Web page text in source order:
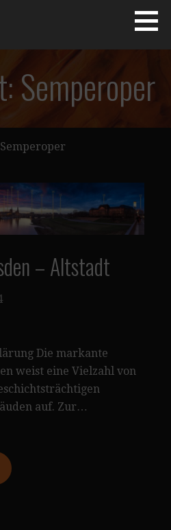
Semperoper
Semperoper
– Altstadt
Die markante
weist eine Vielzahl von
auf. Zur…